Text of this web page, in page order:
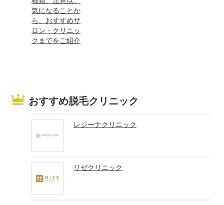
気になることか
ら、おすすめサ
ロン・クリニッ
クまでをご紹介
おすすめ脱毛クリニック
レジーナクリニック
リゼクリニック